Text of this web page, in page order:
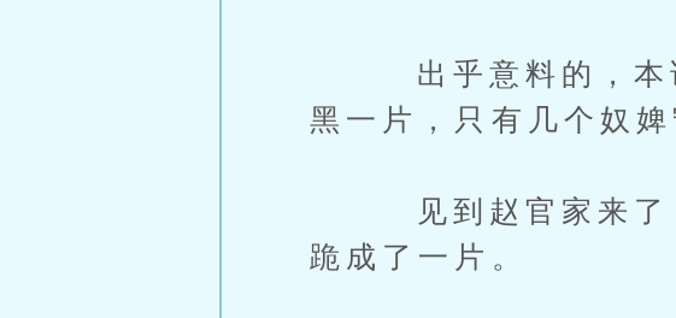
出乎意料的，本该
黑一片，只有几个奴婢
见到赵官家来了，
跪成了一片。